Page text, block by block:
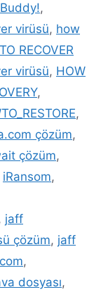
,
virüsü, how
RECOVER
virüsü, HOW
,
,
çözüm,
çözüm,
iRansom,
jaff
çözüm, jaff
,
dosyası,